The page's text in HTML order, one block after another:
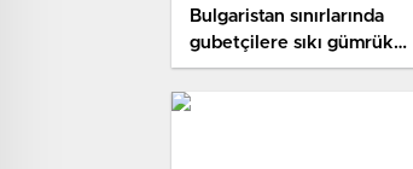
Bulgaristan sınırlarında
gubetçilere sıkı gümrük
denetimi